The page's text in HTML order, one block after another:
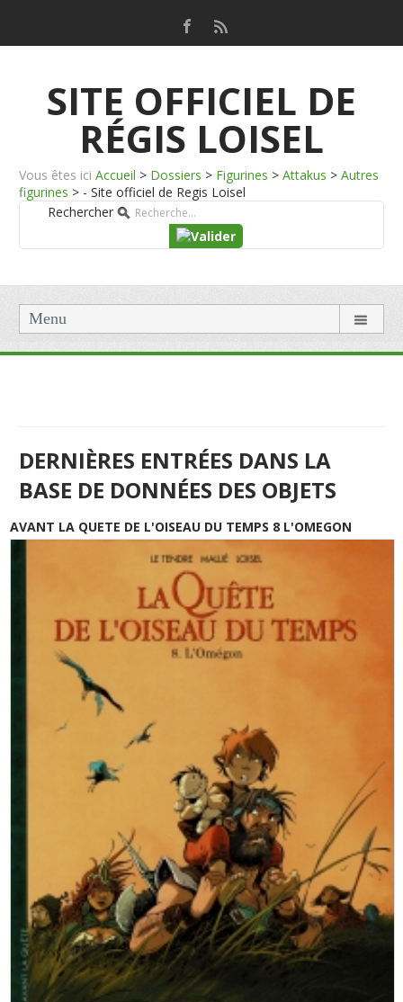
SITE OFFICIEL DE
RÉGIS LOISEL
Vous êtes ici Accueil > Dossiers > Figurines > Attakus > Autres
figurines > - Site officiel de Regis Loisel
Rechercher
Menu
DERNIÈRES ENTRÉES DANS LA
BASE DE DONNÉES DES OBJETS
AVANT LA QUETE DE L'OISEAU DU TEMPS 8 L'OMEGON